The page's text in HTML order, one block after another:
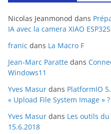
Nicolas Jeanmonod dans
IA avec la camera XIAO
franic dans La Macro F
Jean-Marc Paratte dans
Windows11
Yves Masur dans PlatformIO
« Upload File System Image » ?
Yves Masur dans Les outils
15.6.2018